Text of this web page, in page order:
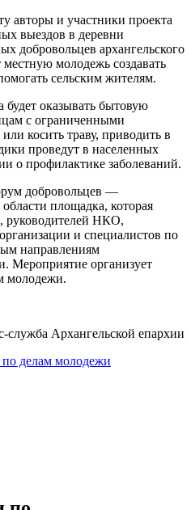
авторы и участники проекта
выездов в деревни
добровольцев архангельского
молодежь создавать
сельским жителям.
оказывать бытовую
с ограниченными
косить траву, приводить в
проведут в населенных
о профилактике заболеваний.
добровольцев —
площадка, которая
руководителей НКО,
и специалистов по
направлениям
Мероприятие организует
молодежи.
служба Архангельской епархии
делам молодежи